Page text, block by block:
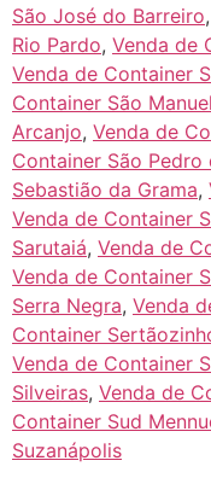
São José do Barreiro,
Rio Pardo, Venda de
Venda de Container
Container São Manuel
Arcanjo, Venda de
Container São Pedro
Sebastião da Grama,
Venda de Container
Sarutaiá, Venda de
Venda de Container
Serra Negra, Venda
Container
Venda de Container
Silveiras, Venda de
Container Sud
Suzanápolis